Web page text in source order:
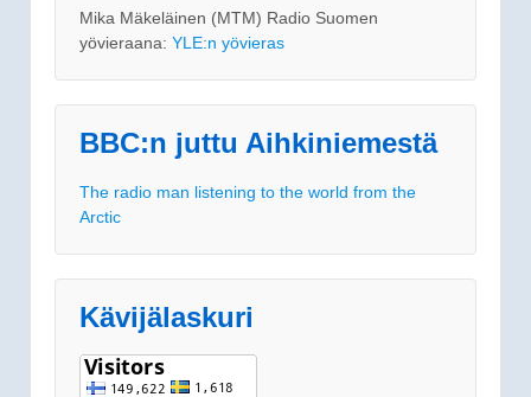
Mika Mäkeläinen (MTM) Radio Suomen
yövieraana: YLE:n yövieras
BBC:n juttu Aihkiniemestä
The radio man listening to the world from the
Arctic
Kävijälaskuri